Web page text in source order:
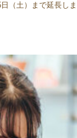
子供も一緒で
と食事
人は「完璧」を目指
。ダイエットが続く
（土）まで延長しま